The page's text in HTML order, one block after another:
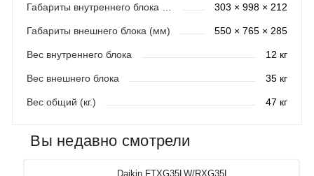
303 × 998 × 212
Габариты внешнего блока (мм) 550 × 765 × 285
Вес внутреннего блока 12 кг
Вес внешнего блока 35 кг
Вес общий (кг.) 47 кг
Вы недавно смотрели
Daikin FTXG35LW/RXG35L